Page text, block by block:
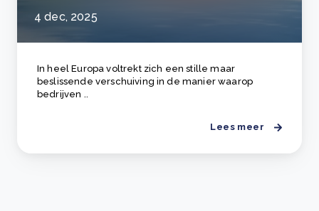
4 dec, 2025
In heel Europa voltrekt zich een stille maar
beslissende verschuiving in de manier waarop
bedrijven ..
Lees meer